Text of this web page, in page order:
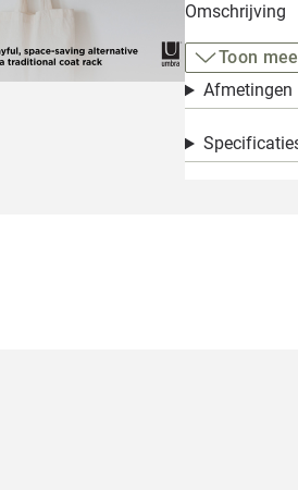
Omschrijving
Toon
Afmetingen